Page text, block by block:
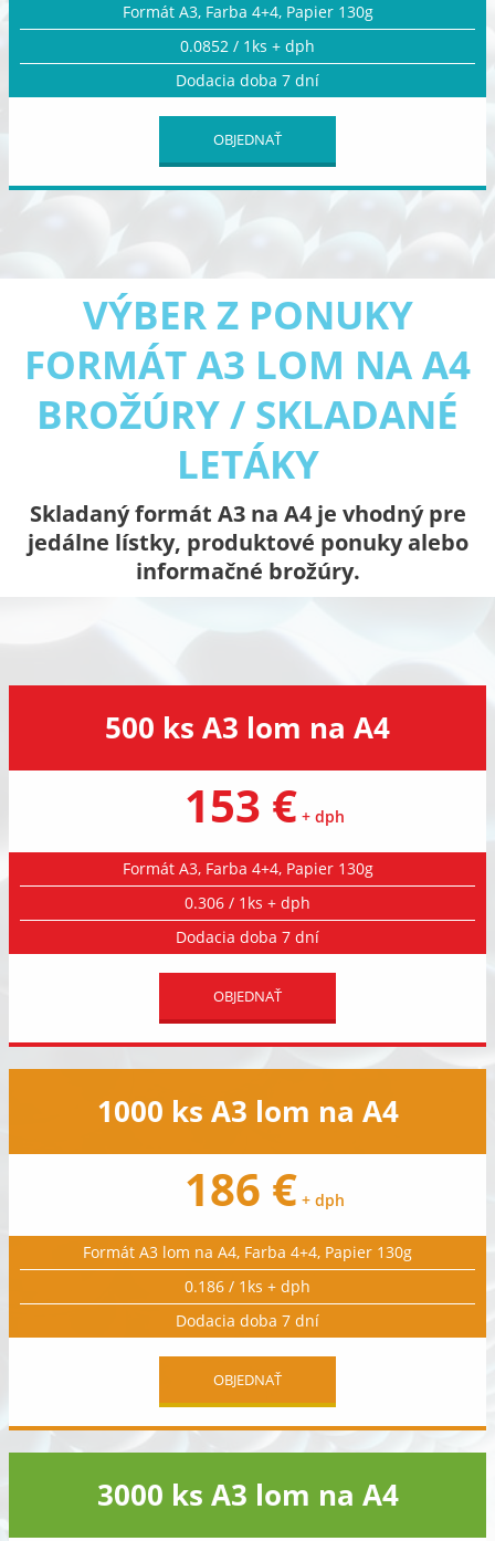
Formát A3, Farba 4+4, Papier 130g
0.0852 / 1ks + dph
Dodacia doba 7 dní
OBJEDNAŤ
VÝBER Z PONUKY
FORMÁT A3 LOM NA A4
BROŽÚRY / SKLADANÉ
LETÁKY
Skladaný formát A3 na A4 je vhodný pre
jedálne lístky, produktové ponuky alebo
informačné brožúry.
500 ks A3 lom na A4
153 € + dph
Formát A3, Farba 4+4, Papier 130g
0.306 / 1ks + dph
Dodacia doba 7 dní
OBJEDNAŤ
1000 ks A3 lom na A4
186 € + dph
Formát A3 lom na A4, Farba 4+4, Papier 130g
0.186 / 1ks + dph
Dodacia doba 7 dní
OBJEDNAŤ
3000 ks A3 lom na A4